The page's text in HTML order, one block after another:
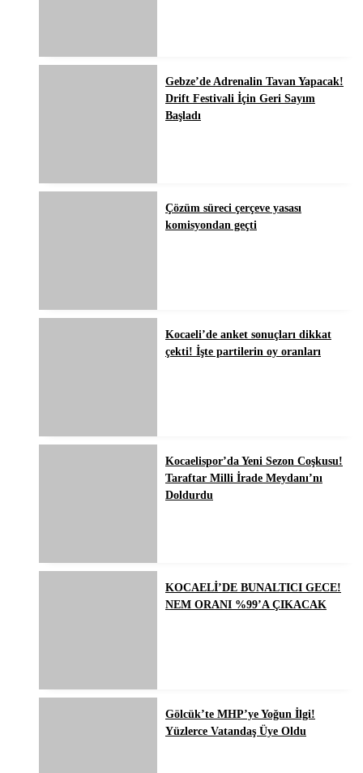
Gebze’de Adrenalin Tavan Yapacak!
Drift Festivali İçin Geri Sayım
Başladı
Çözüm süreci çerçeve yasası
komisyondan geçti
Kocaeli’de anket sonuçları dikkat
çekti! İşte partilerin oy oranları
Kocaelispor’da Yeni Sezon Coşkusu!
Taraftar Milli İrade Meydanı’nı
Doldurdu
KOCAELİ’DE BUNALTICI GECE!
NEM ORANI %99’A ÇIKACAK
Gölcük’te MHP’ye Yoğun İlgi!
Yüzlerce Vatandaş Üye Oldu